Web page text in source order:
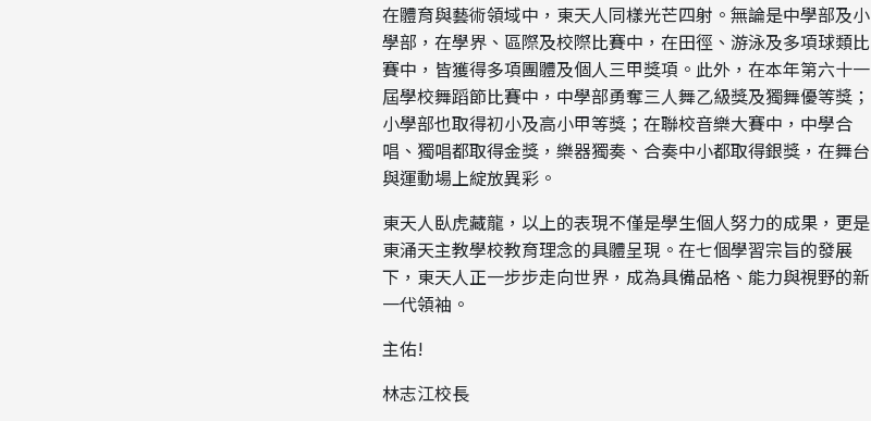
在體育與藝術領域中，東天人同樣光芒四射。無論是中學部及小
學部，在學界、區際及校際比賽中，在田徑、游泳及多項球類比
賽中，皆獲得多項團體及個人三甲獎項。此外，在本年第六十一
屆學校舞蹈節比賽中，中學部勇奪三人舞乙級獎及獨舞優等獎；
小學部也取得初小及高小甲等獎；在聯校音樂大賽中，中學合
唱、獨唱都取得金獎，樂器獨奏、合奏中小都取得銀獎，在舞台
與運動場上綻放異彩。
東天人臥虎藏龍，以上的表現不僅是學生個人努力的成果，更是
東涌天主教學校教育理念的具體呈現。在七個學習宗旨的發展
下，東天人正一步步走向世界，成為具備品格、能力與視野的新
一代領袖。
主佑!
林志江校長